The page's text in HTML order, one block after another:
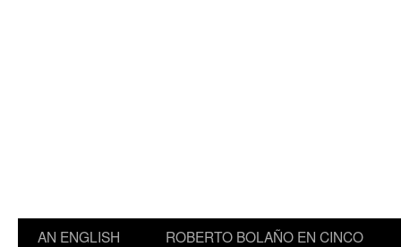
AN ENGLISH
ROBERTO BOLAÑO EN CINCO